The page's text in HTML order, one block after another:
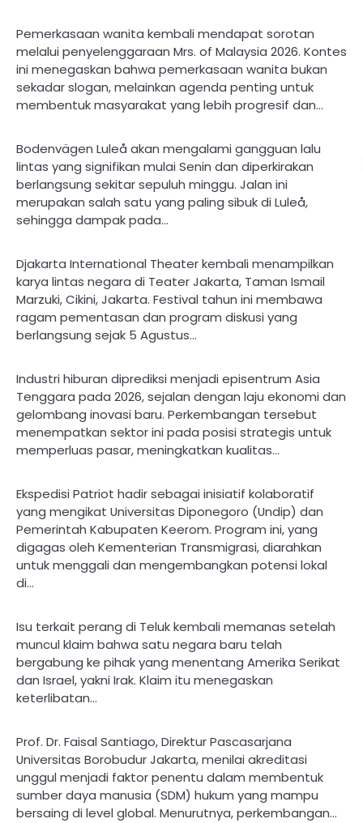
Pemerkasaan wanita kembali mendapat sorotan
melalui penyelenggaraan Mrs. of Malaysia 2026. Kontes
ini menegaskan bahwa pemerkasaan wanita bukan
sekadar slogan, melainkan agenda penting untuk
membentuk masyarakat yang lebih progresif dan…
Bodenvägen Luleå akan mengalami gangguan lalu
lintas yang signifikan mulai Senin dan diperkirakan
berlangsung sekitar sepuluh minggu. Jalan ini
merupakan salah satu yang paling sibuk di Luleå,
sehingga dampak pada…
Djakarta International Theater kembali menampilkan
karya lintas negara di Teater Jakarta, Taman Ismail
Marzuki, Cikini, Jakarta. Festival tahun ini membawa
ragam pementasan dan program diskusi yang
berlangsung sejak 5 Agustus…
Industri hiburan diprediksi menjadi episentrum Asia
Tenggara pada 2026, sejalan dengan laju ekonomi dan
gelombang inovasi baru. Perkembangan tersebut
menempatkan sektor ini pada posisi strategis untuk
memperluas pasar, meningkatkan kualitas…
Ekspedisi Patriot hadir sebagai inisiatif kolaboratif
yang mengikat Universitas Diponegoro (Undip) dan
Pemerintah Kabupaten Keerom. Program ini, yang
digagas oleh Kementerian Transmigrasi, diarahkan
untuk menggali dan mengembangkan potensi lokal
di…
Isu terkait perang di Teluk kembali memanas setelah
muncul klaim bahwa satu negara baru telah
bergabung ke pihak yang menentang Amerika Serikat
dan Israel, yakni Irak. Klaim itu menegaskan
keterlibatan…
Prof. Dr. Faisal Santiago, Direktur Pascasarjana
Universitas Borobudur Jakarta, menilai akreditasi
unggul menjadi faktor penentu dalam membentuk
sumber daya manusia (SDM) hukum yang mampu
bersaing di level global. Menurutnya, perkembangan…